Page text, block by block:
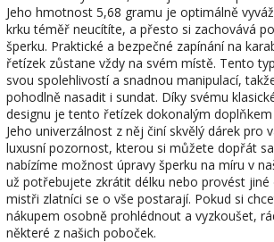
Jeho hmotnost 5,68 gramu je optimálně
krku téměř neucítíte, a přesto si zachovává
šperku. Praktické a bezpečné zapínání na
řetízek zůstane vždy na svém místě. Tento
svou spolehlivostí a snadnou manipulací,
pohodlně nasadit i sundat. Díky svému
designu je tento řetízek dokonalým
Jeho univerzálnost z něj činí skvělý dárek pro
luxusní pozornost, kterou si můžete dopřát
nabízíme možnost úpravy šperku na míru v
už potřebujete zkrátit délku nebo provést jiné
mistři zlatníci se o vše postarají. Pokud si
nákupem osobně prohlédnout a vyzkoušet,
některé z našich poboček.